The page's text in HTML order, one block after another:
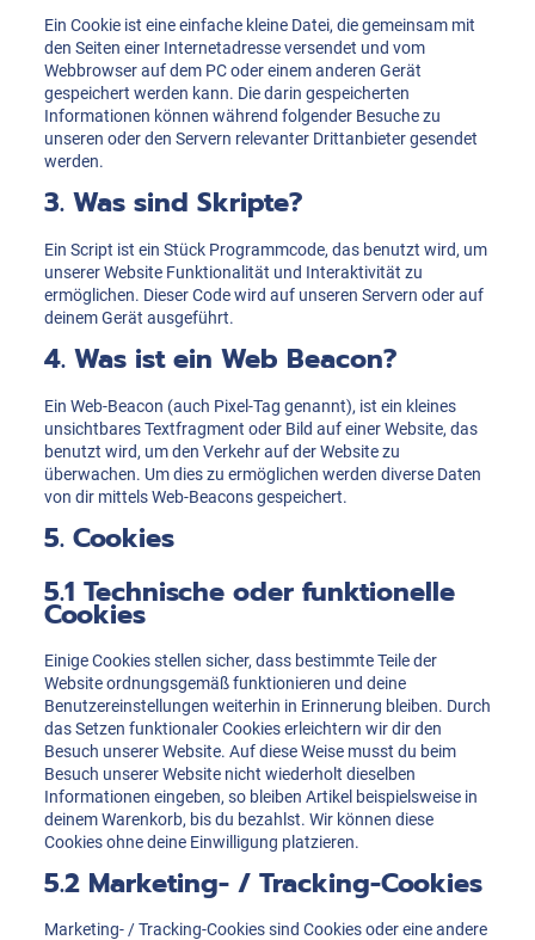
Ein Cookie ist eine einfache kleine Datei, die gemeinsam mit
den Seiten einer Internetadresse versendet und vom
Webbrowser auf dem PC oder einem anderen Gerät
gespeichert werden kann. Die darin gespeicherten
Informationen können während folgender Besuche zu
unseren oder den Servern relevanter Drittanbieter gesendet
werden.
3. Was sind Skripte?
Ein Script ist ein Stück Programmcode, das benutzt wird, um
unserer Website Funktionalität und Interaktivität zu
ermöglichen. Dieser Code wird auf unseren Servern oder auf
deinem Gerät ausgeführt.
4. Was ist ein Web Beacon?
Ein Web-Beacon (auch Pixel-Tag genannt), ist ein kleines
unsichtbares Textfragment oder Bild auf einer Website, das
benutzt wird, um den Verkehr auf der Website zu
überwachen. Um dies zu ermöglichen werden diverse Daten
von dir mittels Web-Beacons gespeichert.
5. Cookies
5.1 Technische oder funktionelle
Cookies
Einige Cookies stellen sicher, dass bestimmte Teile der
Website ordnungsgemäß funktionieren und deine
Benutzereinstellungen weiterhin in Erinnerung bleiben. Durch
das Setzen funktionaler Cookies erleichtern wir dir den
Besuch unserer Website. Auf diese Weise musst du beim
Besuch unserer Website nicht wiederholt dieselben
Informationen eingeben, so bleiben Artikel beispielsweise in
deinem Warenkorb, bis du bezahlst. Wir können diese
Cookies ohne deine Einwilligung platzieren.
5.2 Marketing- / Tracking-Cookies
Marketing- / Tracking-Cookies sind Cookies oder eine andere